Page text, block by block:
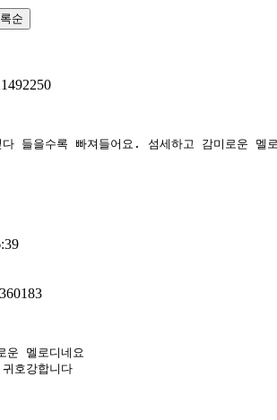
순
들을수록 빠져들어요. 섬세하고 감미로운 멜
운 멜로디네요
호강합니다